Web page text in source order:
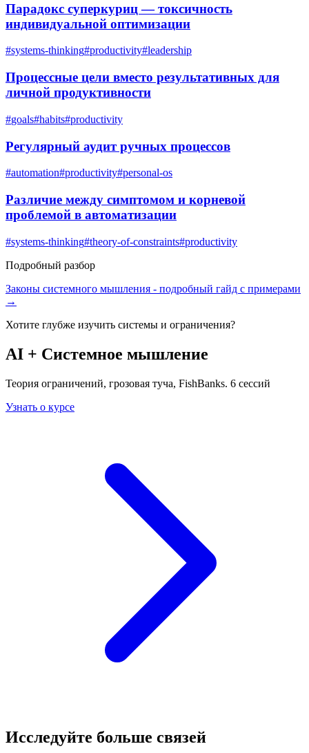
Парадокс суперкуриц — токсичность
индивидуальной оптимизации
#systems-thinking#productivity#leadership
Процессные цели вместо результативных для
личной продуктивности
#goals#habits#productivity
Регулярный аудит ручных процессов
#automation#productivity#personal-os
Различие между симптомом и корневой
проблемой в автоматизации
#systems-thinking#theory-of-constraints#productivity
Подробный разбор
Законы системного мышления - подробный гайд с примерами
→
Хотите глубже изучить системы и ограничения?
AI + Системное мышление
Теория ограничений, грозовая туча, FishBanks. 6 сессий
Узнать о курсе
Исследуйте больше связей